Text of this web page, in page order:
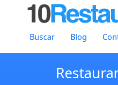
Buscar Blog